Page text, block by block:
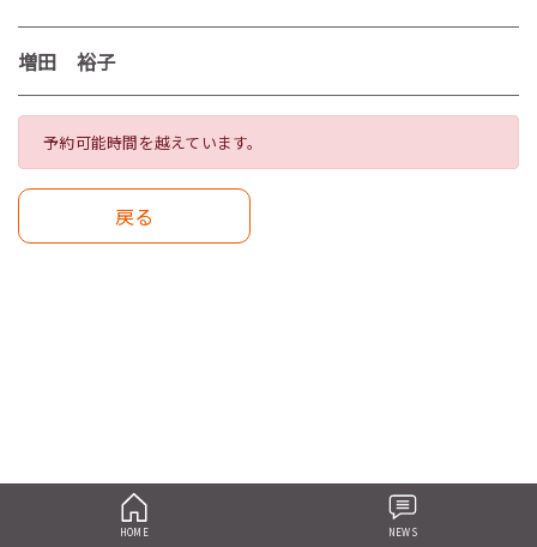
増田 裕子
予約可能時間を越えています。
戻る
HOME NEWS